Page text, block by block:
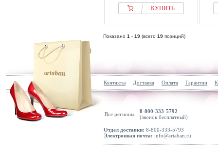
КУПИТЬ
Показано 1 - 19 (всего 19 позиций)
Контакты Доставка Оплата Гарантии
Все регионы
8-800-333-5792
(звонок бесплатный)
Отдел доставки: 8-800-333-5793
Электронная почта: info@artaban.ru